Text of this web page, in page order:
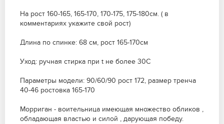
На рост 160-165, 165-170, 170-175, 175-180см. ( в
комментариях укажите свой рост)
Длина по спинке: 68 см, рост 165-170см
Уход: ручная стирка при t не более 30С
Параметры модели: 90/60/90 рост 172, размер тренча
40-46 ростовка 165-170
Морриган - воительница имеющая множество обликов ,
обладающая властью и силой , дарующая победу.